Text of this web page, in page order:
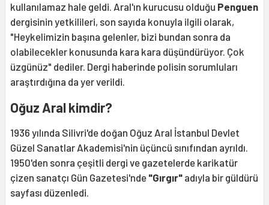
kullanılamaz hale geldi. Aral'ın kurucusu olduğu Penguen
dergisinin yetkilileri, son sayıda konuyla ilgili olarak,
"Heykelimizin başına gelenler, bizi bundan sonra da
olabilecekler konusunda kara kara düşündürüyor. Çok
üzgünüz" dediler. Dergi haberinde polisin sorumluları
araştırdığına da yer verildi.
Oğuz Aral kimdir?
1936 yılında Silivri'de doğan Oğuz Aral İstanbul Devlet
Güzel Sanatlar Akademisi'nin üçüncü sınıfından ayrıldı.
1950'den sonra çeşitli dergi ve gazetelerde karikatür
çizen sanatçı Gün Gazetesi'nde "Gırgır" adıyla bir güldürü
sayfası düzenledi.